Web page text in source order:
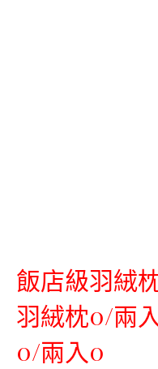
飯店級羽絨
羽絨枕0/兩
0/兩入0